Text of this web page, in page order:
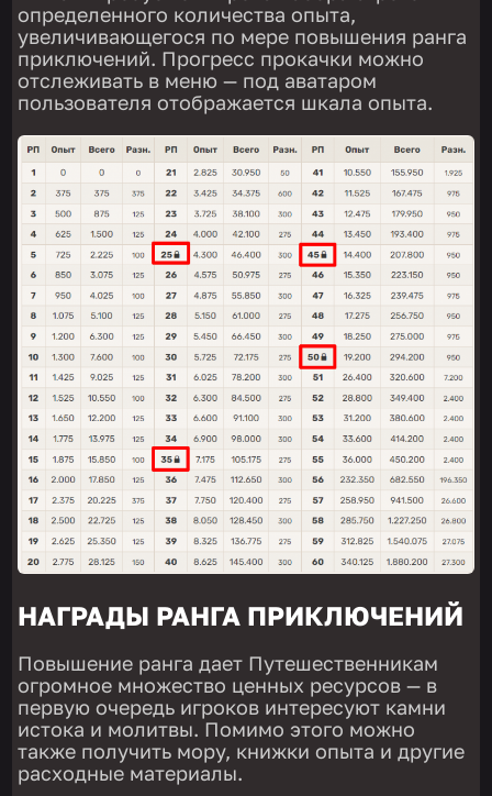
определенного количества опыта,
увеличивающегося по мере повышения ранга
приключений. Прогресс прокачки можно
отслеживать в меню — под аватаром
пользователя отображается шкала опыта.
НАГРАДЫ РАНГА ПРИКЛЮЧЕНИЙ
Повышение ранга дает Путешественникам
огромное множество ценных ресурсов — в
первую очередь игроков интересуют камни
истока и молитвы. Помимо этого можно
также получить мору, книжки опыта и другие
расходные материалы.